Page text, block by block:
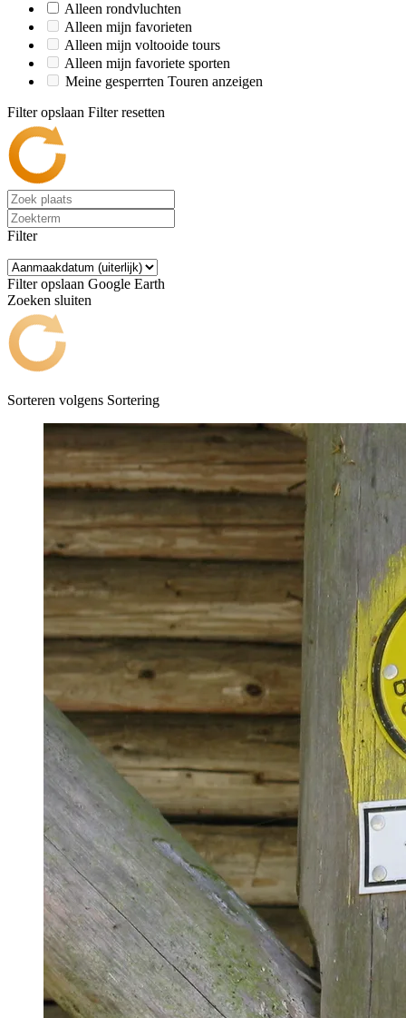
Alleen rondvluchten
Alleen mijn favorieten
Alleen mijn voltooide tours
Alleen mijn favoriete sporten
Meine gesperrten Touren anzeigen
Filter opslaan Filter resetten
Filter
Filter opslaan Google Earth
Zoeken sluiten
Sorteren volgens Sortering